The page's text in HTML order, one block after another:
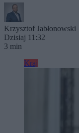
Krzysztof Jabłonowski
Dzisiaj 11:32
3 min
Kraj